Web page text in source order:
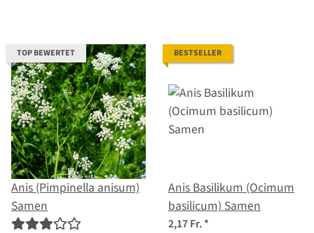
TOP BEWERTET
Anis (Pimpinella anisum)
Samen
BESTSELLER
Anis Basilikum (Ocimum
basilicum) Samen
2,17 Fr.*